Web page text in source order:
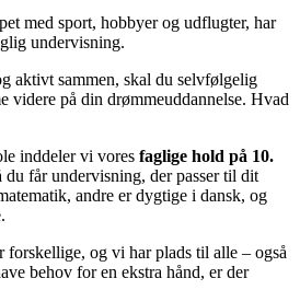
med sport, hobbyer og udflugter, har
undervisning.
aktivt sammen, skal du selvfølgelig
videre på din drømmeuddannelse. Hvad
inddeler vi vores faglige hold på 10.
du får undervisning, der passer til dit
andre er dygtige i dansk, og
forskellige, og vi har plads til alle – også
behov for en ekstra hånd, er der